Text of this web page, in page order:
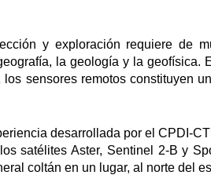
y exploración requiere de
la geología y la geofísica.
sensores remotos constituyen
desarrollada por el CPDI-
satélites Aster, Sentinel 2-B y
coltán en un lugar, al norte del